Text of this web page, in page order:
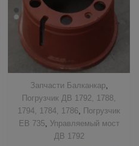
Запчасти Балканкар,
Погрузчик ДВ 1792, 1788,
1794, 1784, 1786 Погрузчик
ЕВ 735, Управляемый мост
ДВ 1792